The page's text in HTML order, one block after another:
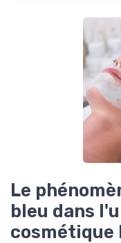
Le
bleu dans
cosmétique